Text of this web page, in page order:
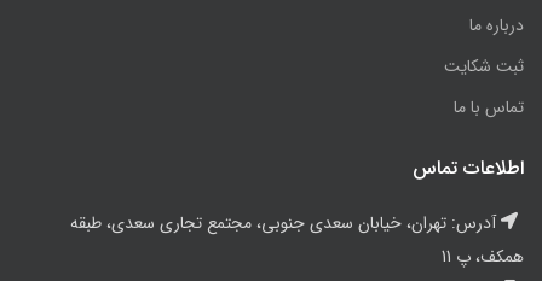
درباره ما
ثبت شکایت
تماس با ما
اطلاعات تماس
آدرس: تهران، خیابان سعدی جنوبی، مجتمع تجاری سعدی، طبقه
همکف، پ 11